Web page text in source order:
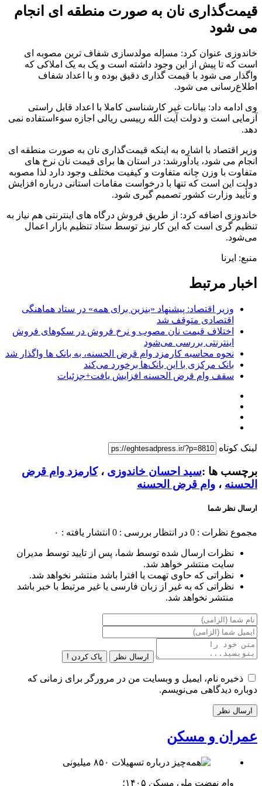
قیمت‌گذاری نان به صورت منطقه ای انجام
می شود
خاندوزی عنوان کرد: مسإله مولدسازی شفاف ترین مصوبه ای
است که تا پیش از این وجود داشته است و یک به یک املاکی که
واگذار می شود با قیمت گذاری دقیق بوده و با اعداد شفاف
اطلاع‌رسانی می شود.
وی ادامه داد: بیانات غیر کارشناسی کاملا با اعداد قابل راستی
آزمایی است و دولت آیت الله رییسی ریالی اجازه سوءاستفاده نمی
دهد.
وزیر اقتصاد با اشاره به اینکه قیمت‌گذاری نان به صورت منطقه ای
انجام می شود، یادآورشد: در استان ها برای قیمت نان نرخ های
متفاوت با وزن چانه متفاوت و کیفیت مختلف وجود دارد لذا مصوبه
دولت این است که تنها با درخواست مقامات استانی درباره افزایش
و تأیید وزارت کشور تصمیم گیری شود.
خاندوزی اضافه کرد: از طریق فروش درگاه های اینترنتی هم نیاز به
تنظیم گری است که این کار نیز توسط ستاد تنظیم بازار اعمال
می‌شود.
منبع: ایرنا
اخبار مرتبط
وزیر اقتصاد: پیشنهاد «بنزین برای همه» در ستاد هماهنگی
اقتصادی متوقف شد
اختلاف قیمت نان مصوب و نرخ فروش در سکو‌های فروش
اینترنتی بررسی می‌شود
نحوه محاسبه کارمزد وام قرض الحسنه، به بانک ها واگذار شد
بانک مرکزی با این بانک‌ها برخورد می‌کند
سقف وام قرض الحسنه افزایش یافت+جزئیات
لینک کوتاه
برچسب ها :سید احسان خاندوزی ،کارمزد وام قرض
الحسنه ، وام قرض الحسنه
ارسال نظر شما
مجموع نظرات : 0 در انتظار بررسی : 0 انتشار یافته : ۰
نظرات ارسال شده توسط شما، پس از تایید توسط مدیران
سایت منتشر خواهد شد.
نظراتی که حاوی تهمت یا افترا باشد منتشر نخواهد شد.
نظراتی که به غیر از زبان فارسی یا غیر مرتبط با خبر باشد
منتشر نخواهد شد.
ارسال نظر پاک کردن !
ذخیره نام، ایمیل و وبسایت من در مرورگر برای زمانی که
دوباره دیدگاهی می‌نویسم.
عمران و مسکن
وام نهضت ملی مسکن ۱۴۰۵؛